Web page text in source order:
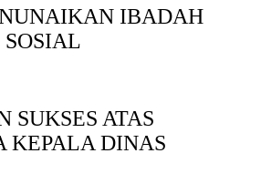
IBADAH
SUKSES ATAS
KEPALA DINAS